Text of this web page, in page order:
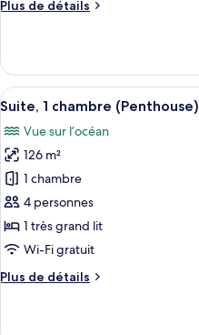
chambre :
front
de
(F&F)
Plus de détails
Plus
le
type
de
Suite,
en
front
de
mer
(F&F)
Afficher
toutes
les
photos
pour
ce
type
de
chambre :
Suite,
13
Suite, 1 chambre (Penthouse)
Vue sur l’océan
126 m²
1 chambre
4 personnes
1 très grand lit
Wi-Fi gratuit
Plus de détails
Plus